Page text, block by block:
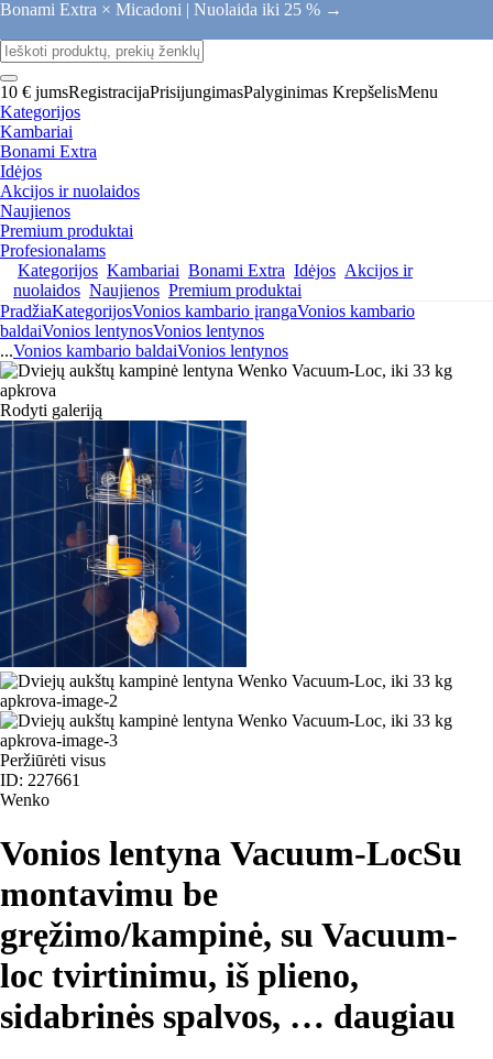
Bonami Extra × Micadoni | Nuolaida iki 25 % →
10 € jumsRegistracijaPrisijungimasPalyginimas KrepšelisMenu
Kategorijos
Kambariai
Bonami Extra
Idėjos
Akcijos ir nuolaidos
Naujienos
Premium produktai
Profesionalams
Kategorijos Kambariai Bonami Extra Idėjos Akcijos ir
nuolaidos Naujienos Premium produktai
PradžiaKategorijosVonios kambario įrangaVonios kambario
baldaiVonios lentynosVonios lentynos
...Vonios kambario baldaiVonios lentynos
Rodyti galeriją
Peržiūrėti visus
ID: 227661
Wenko
Vonios lentyna Vacuum-LocSu
montavimu be
gręžimo/kampinė, su Vacuum-
loc tvirtinimu, iš plieno,
sidabrinės spalvos, … daugiau